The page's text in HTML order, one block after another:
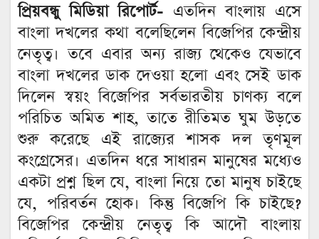
প্রিয়বন্ধু মিডিয়া রিপোর্ট- এতদিন বাংলায় এসে
বাংলা দখলের কথা বলেছিলেন বিজেপির কেন্দ্রীয়
নেতৃত্ব। তবে এবার অন্য রাজ্য থেকেও যেভাবে
বাংলা দখলের ডাক দেওয়া হলো এবং সেই ডাক
দিলেন স্বয়ং বিজেপির সর্বভারতীয় চাণক্য বলে
পরিচিত অমিত শাহ, তাতে রীতিমত ঘুম উড়তে
শুরু করেছে এই রাজ্যের শাসক দল তৃণমূল
কংগ্রেসের। এতদিন ধরে সাধারন মানুষের মধ্যেও
একটা প্রশ্ন ছিল যে, বাংলা নিয়ে তো মানুষ চাইছে
যে, পরিবর্তন হোক। কিন্তু বিজেপি কি চাইছে?
বিজেপির কেন্দ্রীয় নেতৃত্ব কি আদৌ বাংলায়